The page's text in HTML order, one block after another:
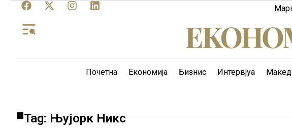
Почетна Економија Бизнис Интервјуа
Tag: Њујорк Никс